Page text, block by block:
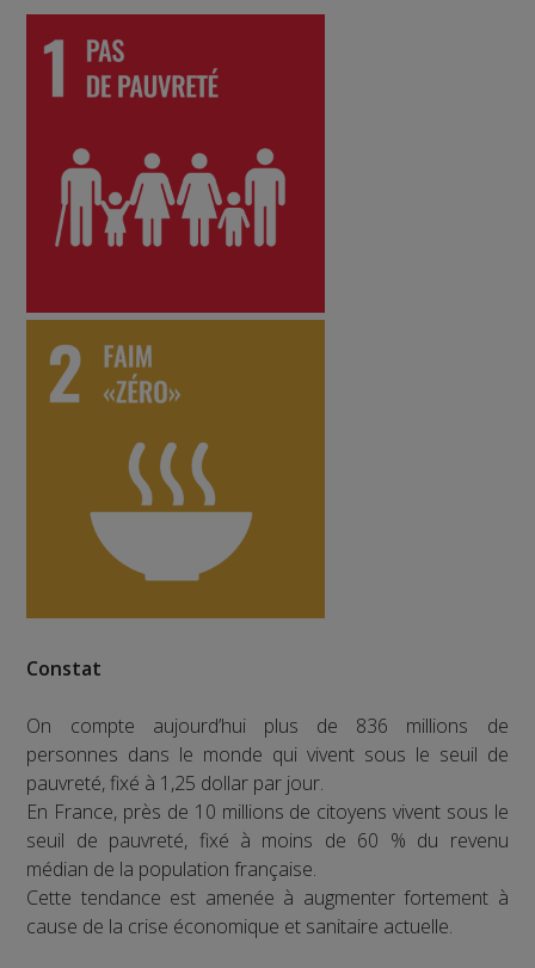
Constat
On compte aujourd’hui plus de 836 millions de
personnes dans le monde qui vivent sous le seuil de
pauvreté, fixé à 1,25 dollar par jour.
En France, près de 10 millions de citoyens vivent sous le
seuil de pauvreté, fixé à moins de 60 % du revenu
médian de la population française.
Cette tendance est amenée à augmenter fortement à
cause de la crise économique et sanitaire actuelle.